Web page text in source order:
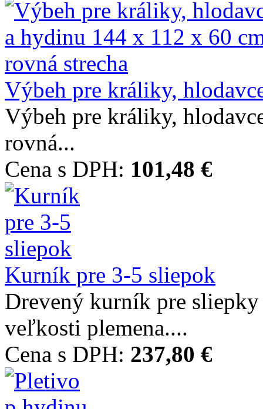
Výbeh pre králiky,
Výbeh pre králiky,
rovná...
Cena s DPH: 101,48 €
Kurník pre 3-5 sliepok
Drevený kurník pre
veľkosti plemena....
Cena s DPH: 237,80 €